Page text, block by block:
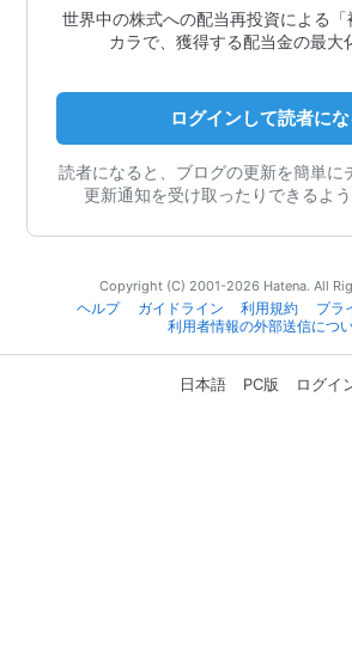
世界中の株式への配当再投資による
カラで、獲得する配当金の最大
ログインして読者に
読者になると、ブログの更新を簡単に
更新通知を受け取ったりできるよう
Copyright (C) 2001-2026 Hatena. All
ヘルプ
ガイドライン 利用規約
プラ
利用者情報の外部送信につ
日本語 PC版 ログイ